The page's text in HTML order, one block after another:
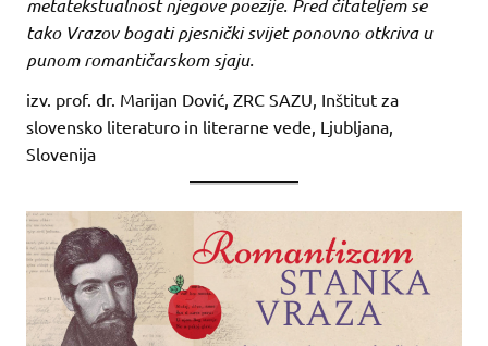
metatekstualnost njegove poezije. Pred čitateljem se
tako Vrazov bogati pjesnički svijet ponovno otkriva u
punom romantičarskom sjaju.
izv. prof. dr. Marijan Dović, ZRC SAZU, Inštitut za
slovensko literaturo in literarne vede, Ljubljana,
Slovenija